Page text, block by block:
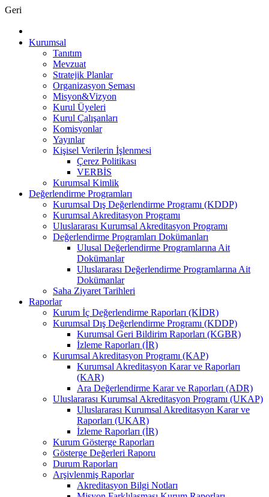
Geri
Kurumsal
Tanıtım
Mevzuat
Stratejik Planlar
Organizasyon Şeması
Misyon&Vizyon
Kurul Üyeleri
Kurul Çalışanları
Komisyonlar
Yayınlar
Kişisel Verilerin İşlenmesi
Çerez Politikası
VERBİS
Kurumsal Kimlik
Değerlendirme Programları
Kurumsal Dış Değerlendirme Programı (KDDP)
Kurumsal Akreditasyon Programı
Uluslararası Kurumsal Akreditasyon Programı
Değerlendirme Programları Dokümanları
Ulusal Değerlendirme Programlarına Ait
Dokümanlar
Uluslararası Değerlendirme Programlarına Ait
Dokümanlar
Saha Ziyaret Tarihleri
Raporlar
Kurum İç Değerlendirme Raporları (KİDR)
Kurumsal Dış Değerlendirme Programı (KDDP)
Kurumsal Geri Bildirim Raporları (KGBR)
İzleme Raporları (İR)
Kurumsal Akreditasyon Programı (KAP)
Kurumsal Akreditasyon Karar ve Raporları
(KAR)
Ara Değerlendirme Karar ve Raporları (ADR)
Uluslararası Kurumsal Akreditasyon Programı (UKAP)
Uluslararası Kurumsal Akreditasyon Karar ve
Raporları (UKAR)
İzleme Raporları (İR)
Kurum Gösterge Raporları
Gösterge Değerleri Raporu
Durum Raporları
Arşivlenmiş Raporlar
Akreditasyon Bilgi Notları